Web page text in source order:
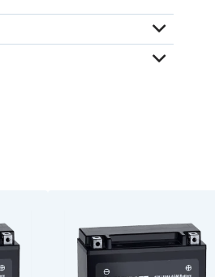
energiantarve.